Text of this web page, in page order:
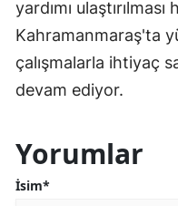
yardımı
Kahramanmaraş'ta
çalışmalarla ihtiyaç
devam ediyor.
Yorumlar
İsim*